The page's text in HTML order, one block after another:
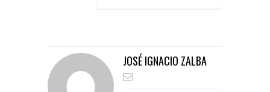
JOSÉ IGNACIO ZALBA